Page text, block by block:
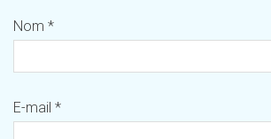
Nom *
E-mail *